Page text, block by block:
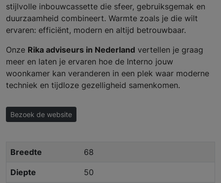
stijlvolle inbouwcassette die sfeer, gebruiksgemak en
duurzaamheid combineert. Warmte zoals je die wilt
ervaren: efficiënt, modern en altijd betrouwbaar.
Onze Rika adviseurs in Nederland vertellen je graag
meer en laten je ervaren hoe de Interno jouw
woonkamer kan veranderen in een plek waar moderne
techniek en tijdloze gezelligheid samenkomen.
Bezoek de website
Breedte 68
Diepte 50